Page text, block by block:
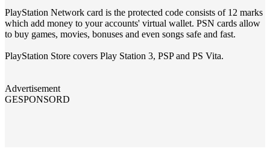
PlayStation Network card is the protected code consists of 12 marks
which add money to your accounts' virtual wallet. PSN cards allow
to buy games, movies, bonuses and even songs safe and fast.
PlayStation Store covers Play Station 3, PSP and PS Vita.
Advertisement
GESPONSORD